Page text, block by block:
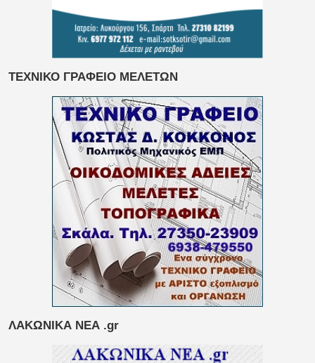
ΤΕΧΝΙΚΟ ΓΡΑΦΕΙΟ ΜΕΛΕΤΩΝ
ΛΑΚΩΝΙΚΑ ΝΕΑ .gr